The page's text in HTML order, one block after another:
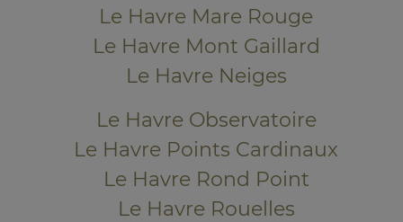
Le Havre Mare Rouge
Le Havre Mont Gaillard
Le Havre Neiges
Le Havre Observatoire
Le Havre Points Cardinaux
Le Havre Rond Point
Le Havre Rouelles